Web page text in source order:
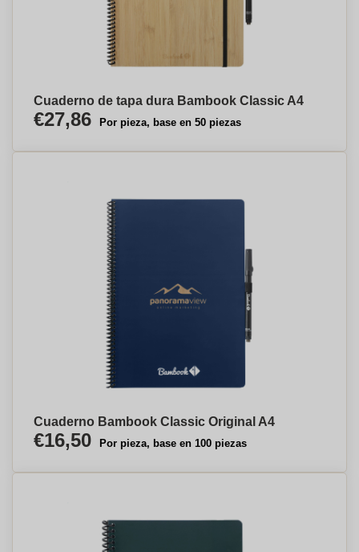
Cuaderno de tapa dura Bambook Classic A4
€27,86 Por pieza, base en 50 piezas
Cuaderno Bambook Classic Original A4
€16,50 Por pieza, base en 100 piezas